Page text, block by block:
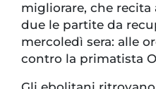
migliorare, che
due le partite da
mercoledì sera: alle
contro la primatista